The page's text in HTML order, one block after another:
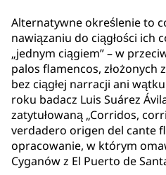
Alternatywne określenie to
nawiązaniu do ciągłości ich
„jednym ciągiem” – w
palos flamencos, złożonych
bez ciągłej narracji ani
roku badacz Luis Suárez
zatytułowaną „Corridos,
verdadero origen del cante
opracowanie, w którym
Cyganów z El Puerto de